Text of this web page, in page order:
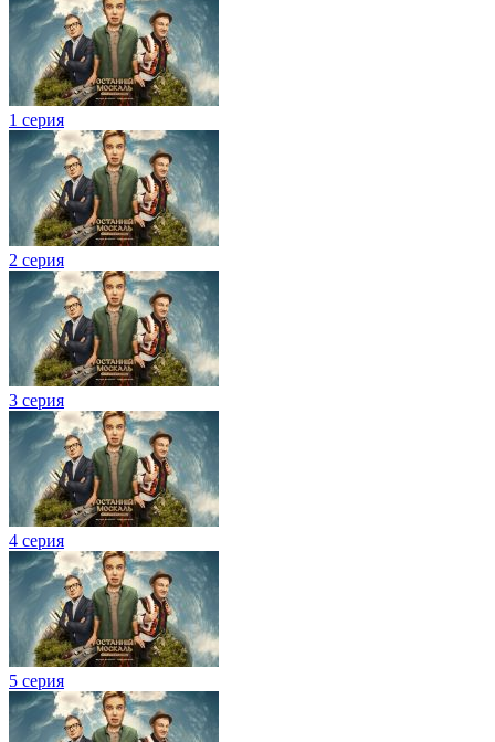
1 серия
2 серия
3 серия
4 серия
5 серия